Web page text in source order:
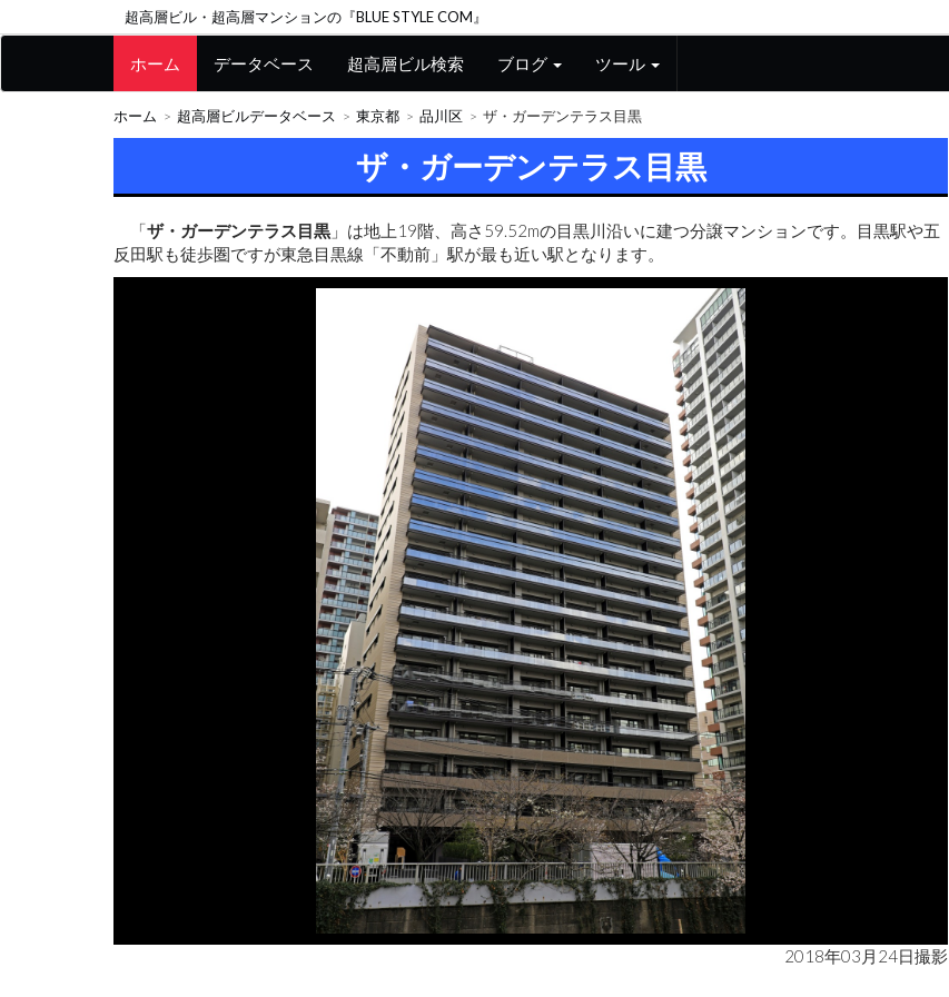
超高層ビル・超高層マンションの『BLUE STYLE COM』
ホーム データベース 超高層ビル検索 ブログ ツール
ホーム 超高層ビルデータベース 東京都 品川区 ザ・ガーデンテラス目黒
ザ・ガーデンテラス目黒
「ザ・ガーデンテラス目黒 」は地上19階、高さ59.52mの目黒川沿いに建つ分譲マンションです。目黒駅や五
反田駅も徒歩圏ですが東急目黒線「不動前」駅が最も近い駅となります。
2018年03月24日撮影